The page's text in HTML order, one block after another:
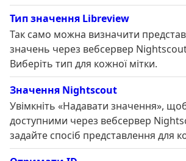
Тип значення Libreview
Так само можна визначити
значень через вебсервер
Виберіть тип для кожної мітки.
Значення Nightscout
Увімкніть «Надавати значення»,
доступними через вебсервер
задайте спосіб представлення для